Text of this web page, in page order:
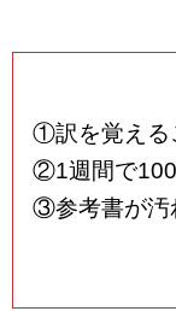
①訳を覚える
②1週間で
③参考書が汚